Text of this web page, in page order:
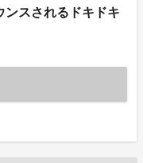
ンスされるドキドキ